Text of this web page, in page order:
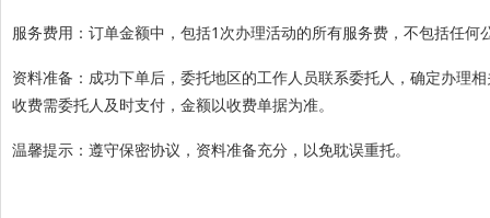
服务费用：订单金额中，包括1 次办理活动的所有服务费，不包括任何
资料准备：成功下单后，委托地区的工作人员联系委托人，确定办理
收费需委托人及时支付，金额以收费单据为准。
温馨提示：遵守保密协议，资料准备充分，以免耽误重托。